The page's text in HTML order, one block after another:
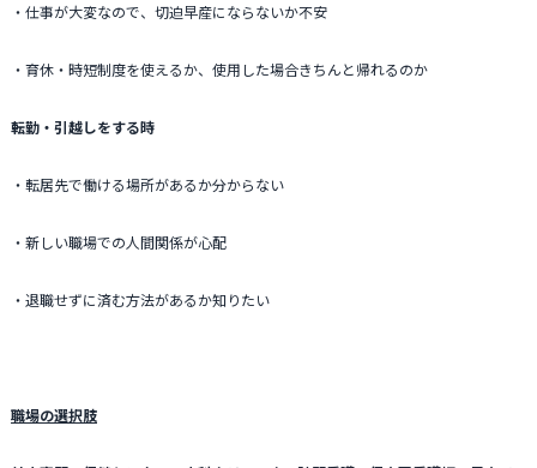
・仕事が大変なので、切迫早産にならないか不安
・育休・時短制度を使えるか、使用した場合きちんと帰れるのか
転勤・引越しをする時
・転居先で働ける場所があるか分からない
・新しい職場での人間関係が心配
・退職せずに済む方法があるか知りたい
職場の選択肢